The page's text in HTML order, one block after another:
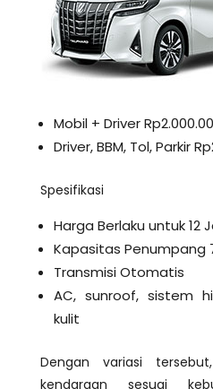
Mobil + Driver
Driver, BBM, Tol, Parkir
Spesifikasi
Harga Berlaku untuk 12
Kapasitas Penumpang
Transmisi Otomatis
AC, sunroof, sistem
kulit
Dengan variasi
kendaraan sesuai